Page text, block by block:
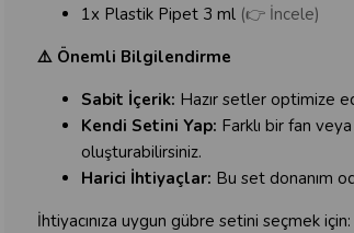
1x Plastik Pipet 3 ml (👉 İncele)
⚠️ Önemli Bilgilendirme
Sabit İçerik: Hazır setler optimize
Kendi Setini Yap: Farklı bir fan
oluşturabilirsiniz.
Harici İhtiyaçlar: Bu set donanım
İhtiyacınıza uygun gübre setini seçmek için: